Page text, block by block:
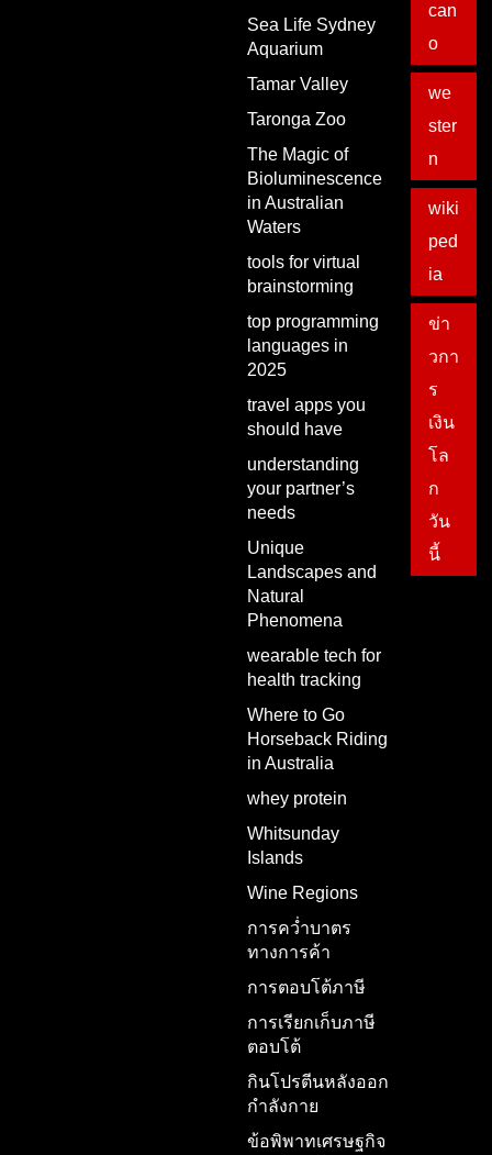
Sea Life Sydney
Aquarium
Tamar Valley
Taronga Zoo
The Magic of
Bioluminescence
in Australian
Waters
tools for virtual
brainstorming
top programming
languages in
2025
travel apps you
should have
understanding
your partner’s
needs
Unique
Landscapes and
Natural
Phenomena
wearable tech for
health tracking
Where to Go
Horseback Riding
in Australia
whey protein
Whitsunday
Islands
Wine Regions
การคว่ำบาตร
ทางการค้า
การตอบโต้ภาษี
การเรียกเก็บภาษี
ตอบโต้
กินโปรตีนหลังออก
กำลังกาย
ข้อพิพาทเศรษฐกิจ
can
o
we
ster
n
wiki
ped
ia
ข่า
วกา
ร
เงิน
โล
ก
วัน
นี้